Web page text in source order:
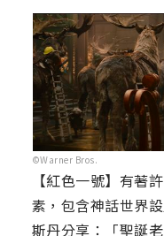
©Warner Bros.
【紅色一號】有著
素，包含神話世界
斯丹分享：「聖誕